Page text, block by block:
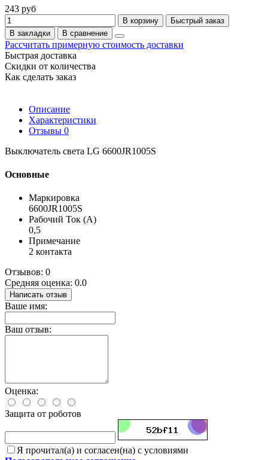
243 руб
В корзину
Быстрый заказ
В закладки
В сравнение
Рассчитать примерную стоимость доставки
Быстрая доставка
Скидки от количества
Как сделать заказ
Описание
Характеристики
Отзывы 0
Выключатель света LG 6600JR1005S
Основные
Маркировка
6600JR1005S
Рабочий Ток (А)
0,5
Примечание
2 контакта
Отзывов: 0
Средняя оценка: 0.0
Написать отзыв
Ваше имя:
Ваш отзыв:
Оценка:
Защита от роботов
Я прочитал(а) и согласен(на) с условиями